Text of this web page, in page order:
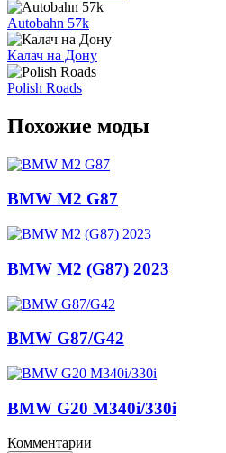
Autobahn 57k
Калач на Дону
Polish Roads
Похожие моды
BMW M2 G87
BMW M2 (G87) 2023
BMW G87/G42
BMW G20 M340i/330i
Комментарии